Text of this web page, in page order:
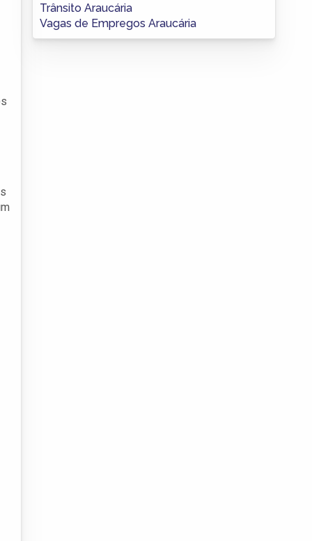
Trânsito Araucária
Vagas de Empregos Araucária